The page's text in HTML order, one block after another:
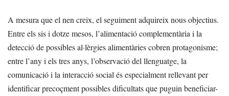
A mesura que el nen creix, el seguiment adquireix nous objectius.
Entre els sis i dotze mesos, l’alimentació complementària i la
detecció de possibles al·lèrgies alimentàries cobren protagonisme;
entre l’any i els tres anys, l’observació del llenguatge, la
comunicació i la interacció social és especialment rellevant per
identificar precoçment possibles dificultats que puguin beneficiar-